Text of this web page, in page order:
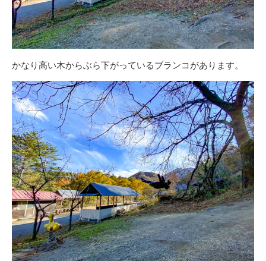
かなり高い木からぶら下がっているブランコがあります。